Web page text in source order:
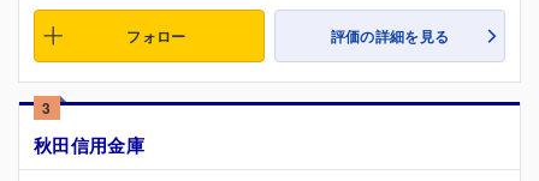
フォロー 評価の詳細を見る
3
秋田信用金庫